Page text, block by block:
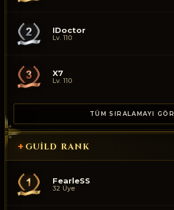
IDoctor
Lv. 110
X7
Lv. 110
TÜM SIRALAMAYI GÖR
+ GUILD RANK
FearleSS
32 Üye